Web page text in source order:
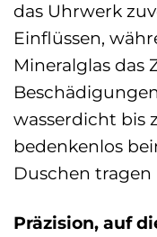
das Uhrwerk
Einflüssen,
Mineralglas das
wasserdicht bis
bedenkenlos
Duschen tragen
Präzision, auf